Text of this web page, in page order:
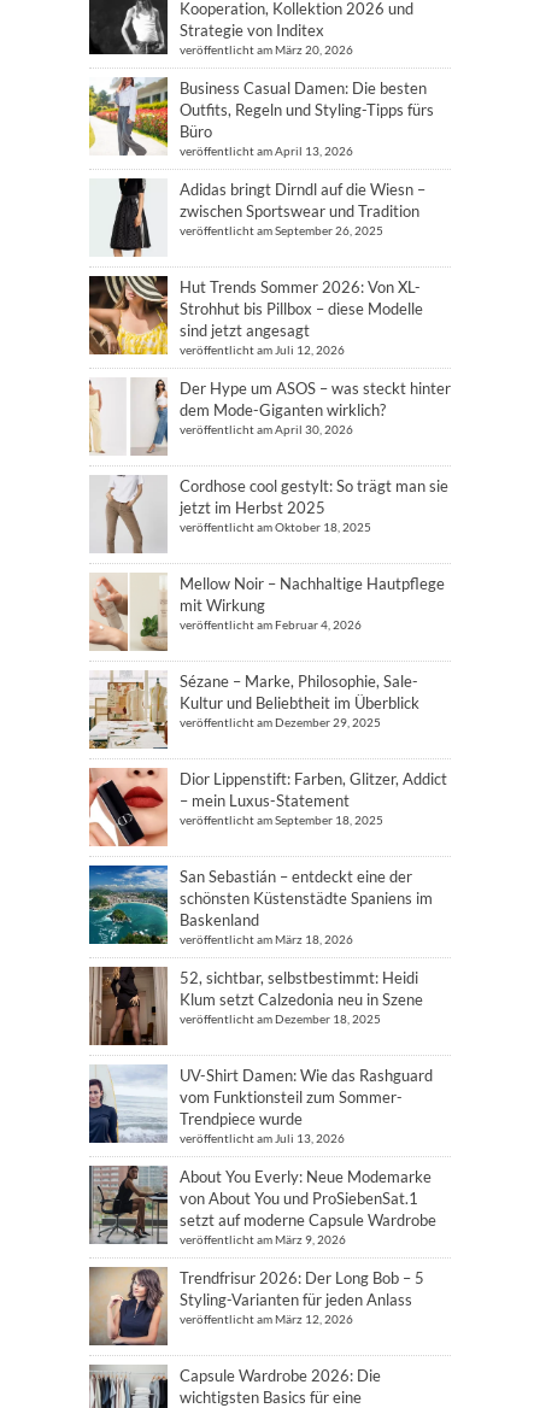
Kooperation, Kollektion 2026 und
Strategie von Inditex
veröffentlicht am März 20, 2026
Business Casual Damen: Die besten
Outfits, Regeln und Styling-Tipps fürs
Büro
veröffentlicht am April 13, 2026
Adidas bringt Dirndl auf die Wiesn –
zwischen Sportswear und Tradition
veröffentlicht am September 26, 2025
Hut Trends Sommer 2026: Von XL-
Strohhut bis Pillbox – diese Modelle
sind jetzt angesagt
veröffentlicht am Juli 12, 2026
Der Hype um ASOS – was steckt hinter
dem Mode-Giganten wirklich?
veröffentlicht am April 30, 2026
Cordhose cool gestylt: So trägt man sie
jetzt im Herbst 2025
veröffentlicht am Oktober 18, 2025
Mellow Noir – Nachhaltige Hautpflege
mit Wirkung
veröffentlicht am Februar 4, 2026
Sézane – Marke, Philosophie, Sale-
Kultur und Beliebtheit im Überblick
veröffentlicht am Dezember 29, 2025
Dior Lippenstift: Farben, Glitzer, Addict
– mein Luxus-Statement
veröffentlicht am September 18, 2025
San Sebastián – entdeckt eine der
schönsten Küstenstädte Spaniens im
Baskenland
veröffentlicht am März 18, 2026
52, sichtbar, selbstbestimmt: Heidi
Klum setzt Calzedonia neu in Szene
veröffentlicht am Dezember 18, 2025
UV-Shirt Damen: Wie das Rashguard
vom Funktionsteil zum Sommer-
Trendpiece wurde
veröffentlicht am Juli 13, 2026
About You Everly: Neue Modemarke
von About You und ProSiebenSat.1
setzt auf moderne Capsule Wardrobe
veröffentlicht am März 9, 2026
Trendfrisur 2026: Der Long Bob – 5
Styling-Varianten für jeden Anlass
veröffentlicht am März 12, 2026
Capsule Wardrobe 2026: Die
wichtigsten Basics für eine